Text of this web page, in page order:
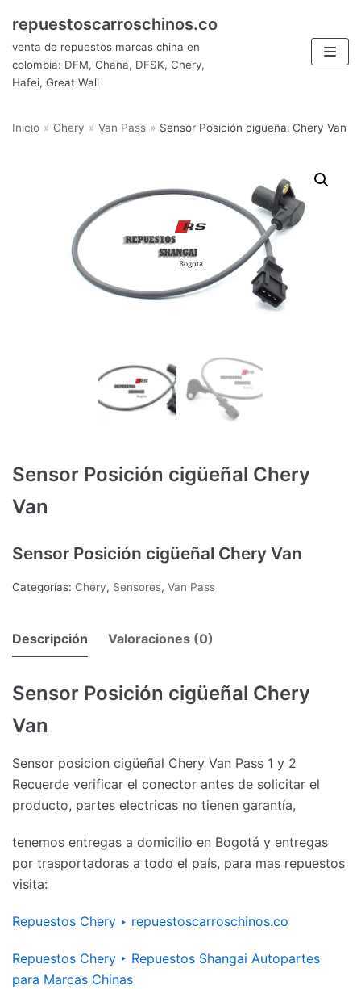
Saltar
contenido
repuestoscarroschinos.co
venta de repuestos marcas china en
colombia: DFM, Chana, DFSK, Chery,
Hafei, Great Wall
Inicio » Chery » Van Pass » Sensor Posición cigüeñal Chery Van
Sensor Posición cigüeñal Chery
Van
Sensor Posición cigüeñal Chery Van
Categorías: Chery, Sensores, Van Pass
Descripción Valoraciones (0)
Sensor Posición cigüeñal Chery
Van
Sensor posicion cigüeñal Chery Van Pass 1 y 2
Recuerde verificar el conector antes de solicitar el
producto, partes electricas no tienen garantía,
tenemos entregas a domicilio en Bogotá y entregas
por trasportadoras a todo el país, para mas repuestos
visita:
Repuestos Chery ‣ repuestoscarroschinos.co
Repuestos Chery ‣ Repuestos Shangai Autopartes
para Marcas Chinas